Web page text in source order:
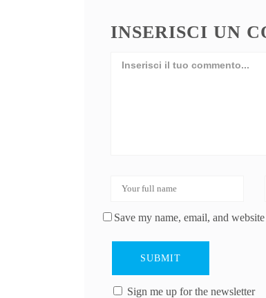
INSERISCI UN
Save my name, email, and
Sign me up for the newsletter